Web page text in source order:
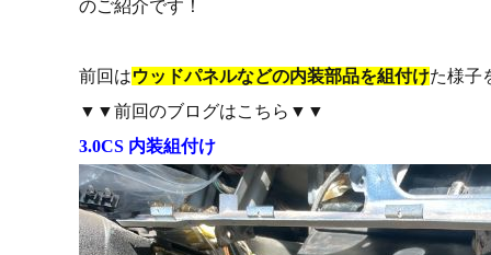
のご紹介です！
前回はウッドパネルなどの内装部品を組付けた様子
▼▼前回のブログはこちら▼▼
3.0CS 内装組付け